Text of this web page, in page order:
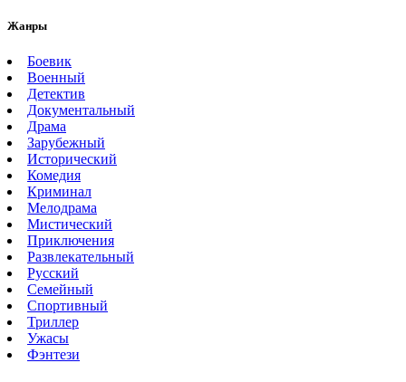
Жанры
Боевик
Военный
Детектив
Документальный
Драма
Зарубежный
Исторический
Комедия
Криминал
Мелодрама
Мистический
Приключения
Развлекательный
Русский
Семейный
Спортивный
Триллер
Ужасы
Фэнтези